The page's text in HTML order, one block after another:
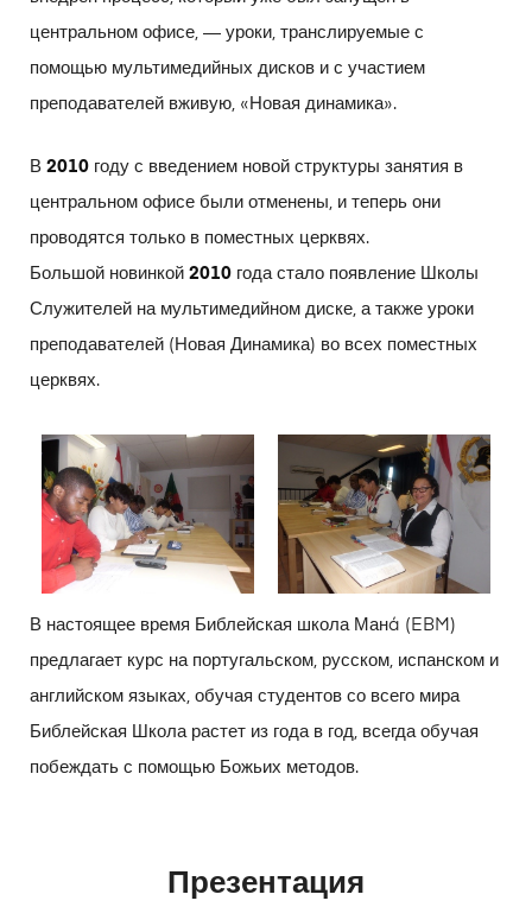
центральном офисе, — уроки, транслируемые с
помощью мультимедийных дисков и с участием
преподавателей вживую, «Новая динамика».
В 2010 году с введением новой структуры занятия в
центральном офисе были отменены, и теперь они
проводятся только в поместных церквях.
Большой новинкой 2010 года стало появление Школы
Служителей на мультимедийном диске, а также уроки
преподавателей (Новая Динамика) во всех поместных
церквях.
В настоящее время Библейская школа Манá (EBM)
предлагает курс на португальском, русском, испанском и
английском языках, обучая студентов со всего мира
Библейская Школа растет из года в год, всегда обучая
побеждать с помощью Божьих методов.
Презентация